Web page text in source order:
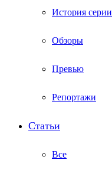
История серии
Обзоры
Превью
Репортажи
Статьи
Все